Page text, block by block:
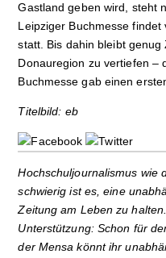
Gastland geben wird, steht
Leipziger Buchmesse
statt. Bis dahin bleibt
Donauregion zu vertiefen –
Buchmesse gab einen
Titelbild: eb
Hochschuljournalismus wie
schwierig ist es, eine
Zeitung am Leben zu
Unterstützung: Schon für
der Mensa könnt ihr